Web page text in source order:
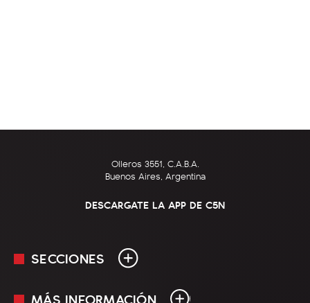
Olleros 3551, C.A.B.A.
Buenos Aires, Argentina
DESCARGATE LA APP DE C5N
SECCIONES
MÁS INFORMACIÓN